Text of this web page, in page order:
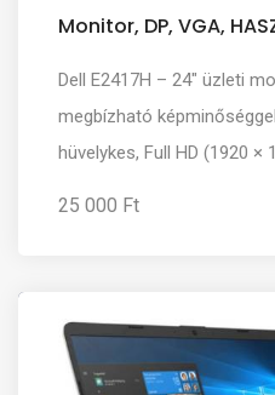
Monitor, DP, VGA,
Dell E2417H – 24″ üzleti
megbízható
hüvelykes, Full HD (1920 ×
25 000 Ft